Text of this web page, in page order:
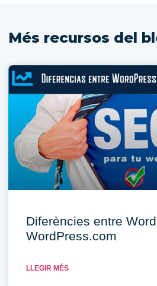
Més recursos del
Diferències entre
WordPress.com
LLEGIR MÉS